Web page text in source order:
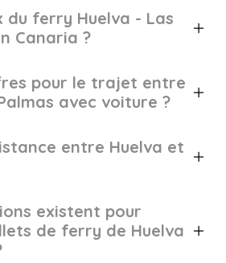
du ferry Huelva - Las
Canaria ?
pour le trajet entre
avec voiture ?
entre Huelva et
existent pour
de ferry de Huelva